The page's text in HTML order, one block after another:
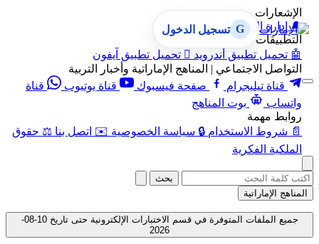
الإشعارات
🔔 إدارة الإشعارات
التطبيقات
🤖 تحميل تطبيق أندرويد  تحميل تطبيق آيفون
التواصل الاجتماعي | المناهج الإماراتية وأخبار التربية
قناة تيليجرام
صفحة فيسبوك قناة يوتيوب
قناة
واتساب
بوت المناهج
روابط مهمة
📄 شروط الاستخدام 🔒 سياسة الخصوصية ✉️ اتصل بنا ⚖️ حقوق
الملكية الفكرية
G تسجيل الدخول
بحث
المناهج الإماراتية
جميع الملفات المتوفرة في قسم الاختبارات الإلكترونية حتى تاريخ 10-08-
2026